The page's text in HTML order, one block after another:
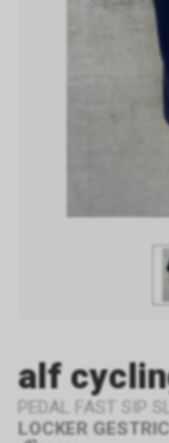
alf
PEDAL FAST SIP
LOCKER